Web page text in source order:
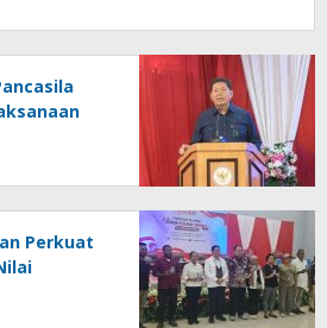
Perkuat